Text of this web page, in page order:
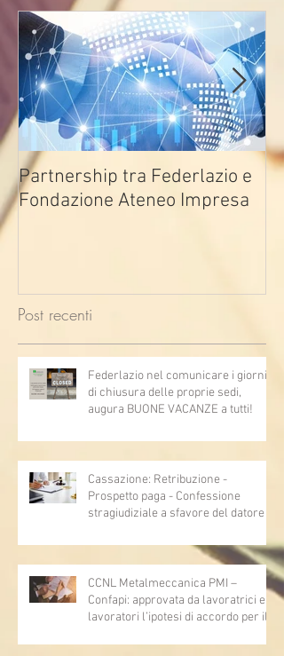
Partnership tra Federlazio e
Fondazione Ateneo Impresa
Post recenti
Federlazio nel comunicare i giorni
di chiusura delle proprie sedi,
augura BUONE VACANZE a tutti!
Cassazione: Retribuzione -
Prospetto paga - Confessione
stragiudiziale a sfavore del datore di
articoli 1362, 2697, 2730, 2732, 2734
e 2735)
CCNL Metalmeccanica PMI –
Confapi: approvata da lavoratrici e
lavoratori l’ipotesi di accordo per il